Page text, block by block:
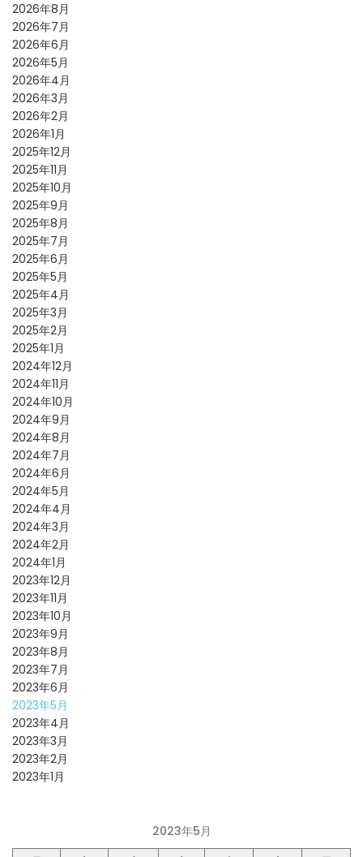
2026年8月
2026年7月
2026年6月
2026年5月
2026年4月
2026年3月
2026年2月
2026年1月
2025年12月
2025年11月
2025年10月
2025年9月
2025年8月
2025年7月
2025年6月
2025年5月
2025年4月
2025年3月
2025年2月
2025年1月
2024年12月
2024年11月
2024年10月
2024年9月
2024年8月
2024年7月
2024年6月
2024年5月
2024年4月
2024年3月
2024年2月
2024年1月
2023年12月
2023年11月
2023年10月
2023年9月
2023年8月
2023年7月
2023年6月
2023年5月
2023年4月
2023年3月
2023年2月
2023年1月
2023年5月